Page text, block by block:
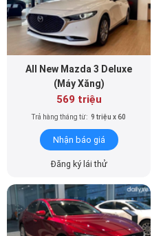
All New Mazda 3 Deluxe
(Máy Xăng)
569 triệu
Trả hàng tháng từ: 9 triệu x 60
Nhận báo giá
Đăng ký lái thử